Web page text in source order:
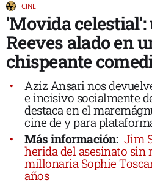
CINE
'Movida celestial':
Reeves alado en
chispeante
Aziz Ansari nos
e incisivo socialmente
destaca en el
cine de y para
Más información: Jim
herida del asesinato sin
millonaria Sophie
años